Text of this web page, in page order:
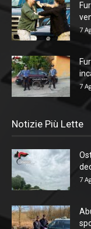
7
7
Notizie Più Lette
7